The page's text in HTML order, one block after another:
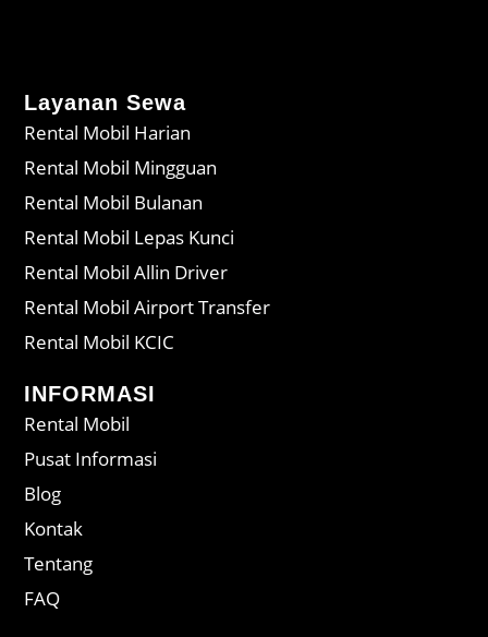
Layanan Sewa
Rental Mobil Harian
Rental Mobil Mingguan
Rental Mobil Bulanan
Rental Mobil Lepas Kunci
Rental Mobil Allin Driver
Rental Mobil Airport Transfer
Rental Mobil KCIC
INFORMASI
Rental Mobil
Pusat Informasi
Blog
Kontak
Tentang
FAQ